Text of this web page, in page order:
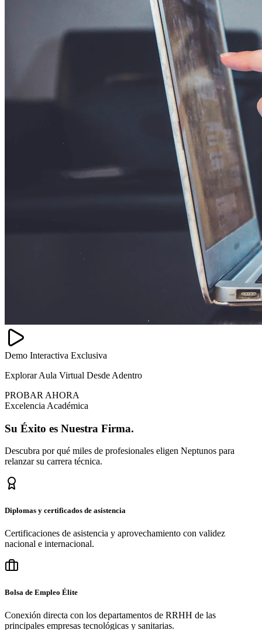
Demo Interactiva Exclusiva
Explorar Aula Virtual Desde Adentro
PROBAR AHORA
Excelencia Académica
Su Éxito es Nuestra Firma.
Descubra por qué miles de profesionales eligen Neptunos para
relanzar su carrera técnica.
Diplomas y certificados de asistencia
Certificaciones de asistencia y aprovechamiento con validez
nacional e internacional.
Bolsa de Empleo Élite
Conexión directa con los departamentos de RRHH de las
principales empresas tecnológicas y sanitarias.